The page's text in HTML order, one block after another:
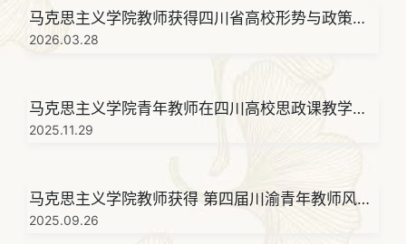
马克思主义学院教师获得四川省高校形势与政策教
学研究会2026年年会教学竞赛二等奖
2026.03.28
马克思主义学院青年教师在四川高校思政课教学研
究会2025年年会教学竞赛中荣获一等奖
2025.11.29
马克思主义学院教师获得 第四届川渝青年教师风采
大赛优秀奖
2025.09.26